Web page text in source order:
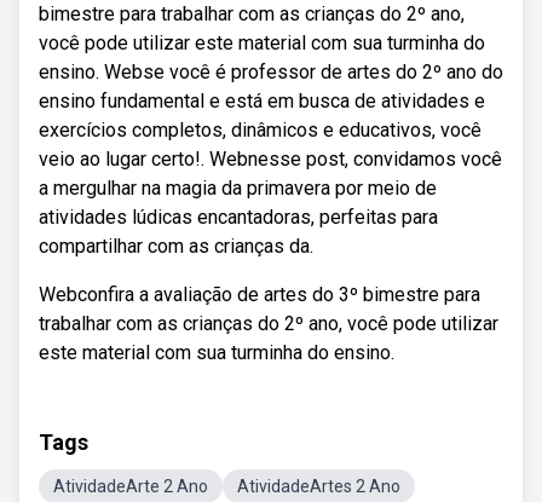
bimestre para trabalhar com as crianças do 2º ano,
você pode utilizar este material com sua turminha do
ensino. Webse você é professor de artes do 2º ano do
ensino fundamental e está em busca de atividades e
exercícios completos, dinâmicos e educativos, você
veio ao lugar certo!. Webnesse post, convidamos você
a mergulhar na magia da primavera por meio de
atividades lúdicas encantadoras, perfeitas para
compartilhar com as crianças da.
Webconfira a avaliação de artes do 3º bimestre para
trabalhar com as crianças do 2º ano, você pode utilizar
este material com sua turminha do ensino.
Tags
AtividadeArte 2 Ano
AtividadeArtes 2 Ano